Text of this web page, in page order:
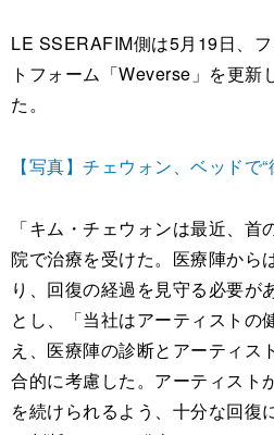
LE SSERAFIM側は5月19日、
トフォーム「Weverse」を更新
た。
【写真】チェウォン、ベッドで
「キム・チェウォンは最近、
院で治療を受けた。医療陣から
り、回復の経過を見守る必要が
とし、「当社はアーティストの
え、医療陣の診断とアーティス
合的に考慮した。アーティスト
を続けられるよう、十分な回復